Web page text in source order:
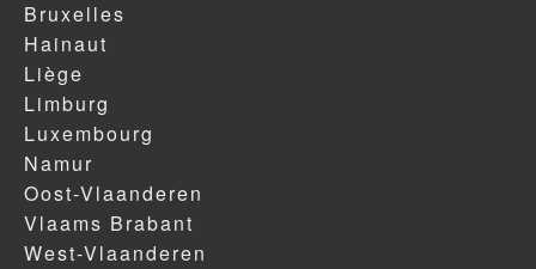
Bruxelles
Hainaut
Liège
Limburg
Luxembourg
Namur
Oost-Vlaanderen
Vlaams Brabant
West-Vlaanderen